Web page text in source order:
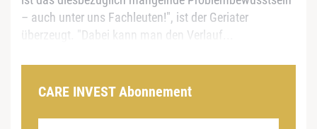
– auch unter uns Fachleuten!", ist der Geriater
überzeugt. "Dabei kann man den Verlauf...
CARE INVEST Abonnement